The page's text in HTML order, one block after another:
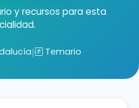
y recursos para esta
| Temario